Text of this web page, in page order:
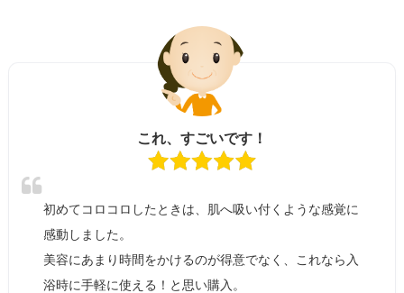
これ、すごいです！
初めてコロコロしたときは、肌へ吸い付くような感覚に
感動しました。
美容にあまり時間をかけるのが得意でなく、これなら入
浴時に手軽に使える！と思い購入。